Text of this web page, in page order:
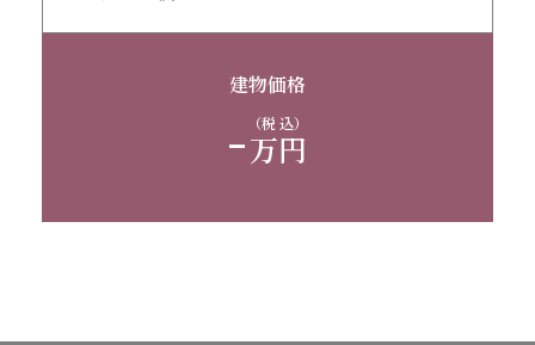
建物価格
-万円
（税 込）